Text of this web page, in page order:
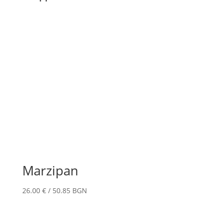
Marzipan
26.00 € / 50.85 BGN